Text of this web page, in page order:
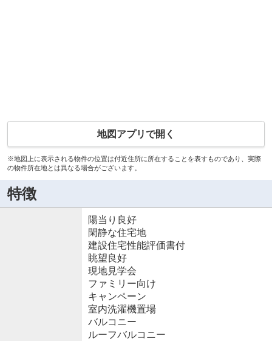
地図アプリで開く
※地図上に表示される物件の位置は付近住所に所在することを表すものであり、実際
の物件所在地とは異なる場合がございます。
特徴
陽当り良好
閑静な住宅地
建設住宅性能評価書付
眺望良好
現地見学会
ファミリー向け
キャンペーン
室内洗濯機置場
バルコニー
ルーフバルコニー